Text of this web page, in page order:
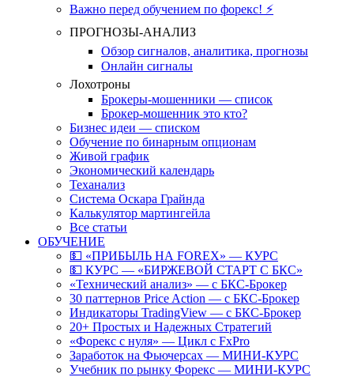
Важно перед обучением по форекс! ⚡
ПРОГНОЗЫ-АНАЛИЗ
Обзор сигналов, аналитика, прогнозы
Онлайн сигналы
Лохотроны
Брокеры-мошенники — список
Брокер-мошенник это кто?
Бизнес идеи — списком
Обучение по бинарным опционам
Живой график
Экономический календарь
Теханализ
Система Оскара Грайнда
Калькулятор мартингейла
Все статьи
ОБУЧЕНИЕ
💵 «ПРИБЫЛЬ НА FOREX» — КУРС
💵 КУРС — «БИРЖЕВОЙ СТАРТ С БКС»
«Технический анализ» — с БКС-Брокер
30 паттернов Price Action — с БКС-Брокер
Индикаторы TradingView — с БКС-Брокер
20+ Простых и Надежных Стратегий
«Форекс с нуля» — Цикл с FxPro
Заработок на Фьючерсах — МИНИ-КУРС
Учебник по рынку Форекс — МИНИ-КУРС